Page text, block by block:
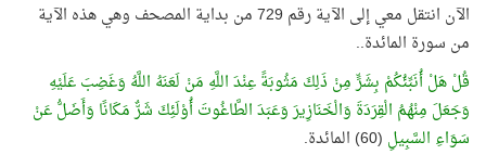
الآن انتقل معي إلى الآية رقم 729 من بداية المصحف وهي هذه الآية
من سورة المائدة..
قُلْ هَلْ أُنَبِّئُكُمْ بِشَرٍّ مِنْ ذَلِكَ مَثُوبَةً عِنْدَ اللَّهِ مَنْ لَعَنَهُ اللَّهُ وَغَضِبَ عَلَيْهِ
وَجَعَلَ مِنْهُمُ الْقِرَدَةَ وَالْخَنَازِيرَ وَعَبَدَ الطَّاغُوتَ أُوْلَئِكَ شَرٌّ مَكَانًا وَأَضَلُّ عَنْ
سَوَاءِ السَّبِيلِ (60) المائدة.